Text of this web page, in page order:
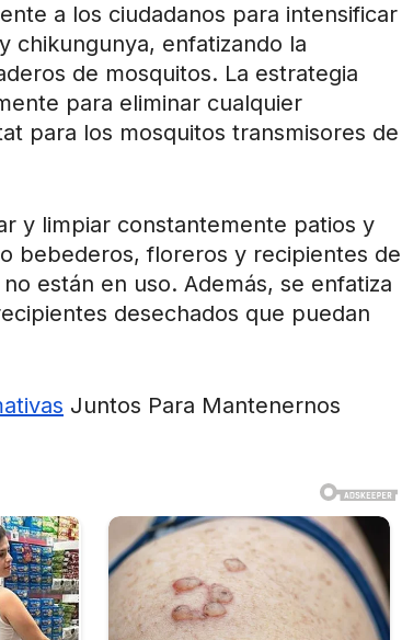
a los ciudadanos para intensificar
chikungunya, enfatizando la
de mosquitos. La estrategia
para eliminar cualquier
para los mosquitos transmisores de
y limpiar constantemente patios y
bebederos, floreros y recipientes de
están en uso. Además, se enfatiza
desechados que puedan
Juntos Para Mantenernos